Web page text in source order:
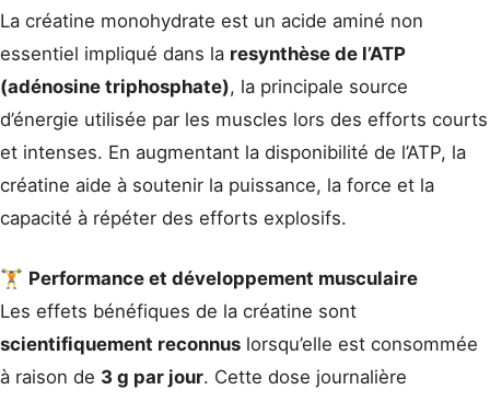
La créatine monohydrate est un acide aminé non
essentiel impliqué dans la resynthèse de l’ATP
(adénosine triphosphate), la principale source
d’énergie utilisée par les muscles lors des efforts courts
et intenses. En augmentant la disponibilité de l’ATP, la
créatine aide à soutenir la puissance, la force et la
capacité à répéter des efforts explosifs.
🏋️ Performance et développement musculaire
Les effets bénéfiques de la créatine sont
scientifiquement reconnus lorsqu’elle est consommée
à raison de 3 g par jour. Cette dose journalière